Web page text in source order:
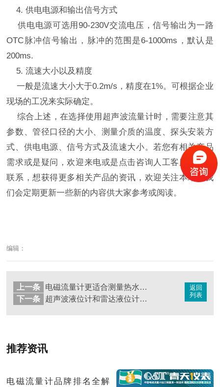
4. 供电电源和输出信号方式
供电电源可选用90-230V交流电压，信号输出为一路
OTC脉冲信号输出，脉冲的范围是6-1000ms，默认是
200ms.
5. 流速大小以及精度
一般是流速大小大于0.2m/s，精度在1%。可根据企业
现场的工况来实际确定。
综合上述，在选择使用超声波流量计时，需要注意其
参数、管径口径的大小、测量介质的温度、探头安装方
式、供电电源、信号方式及流速大小。若您有相关产品
需求或是疑问，欢迎来电或是点击咨询人工客服与我司
联系，想获得更多相关产品的资讯，欢迎关注本站，我
们会定期更新一些新的内容供大家参考或阅读。
编辑：
返回
列表
上一条
电磁流量计更适合测量热水流量
下一条
超声波液位计和雷达液位计在应用中有哪些区别
推荐资讯
电磁流量计品牌排名全解